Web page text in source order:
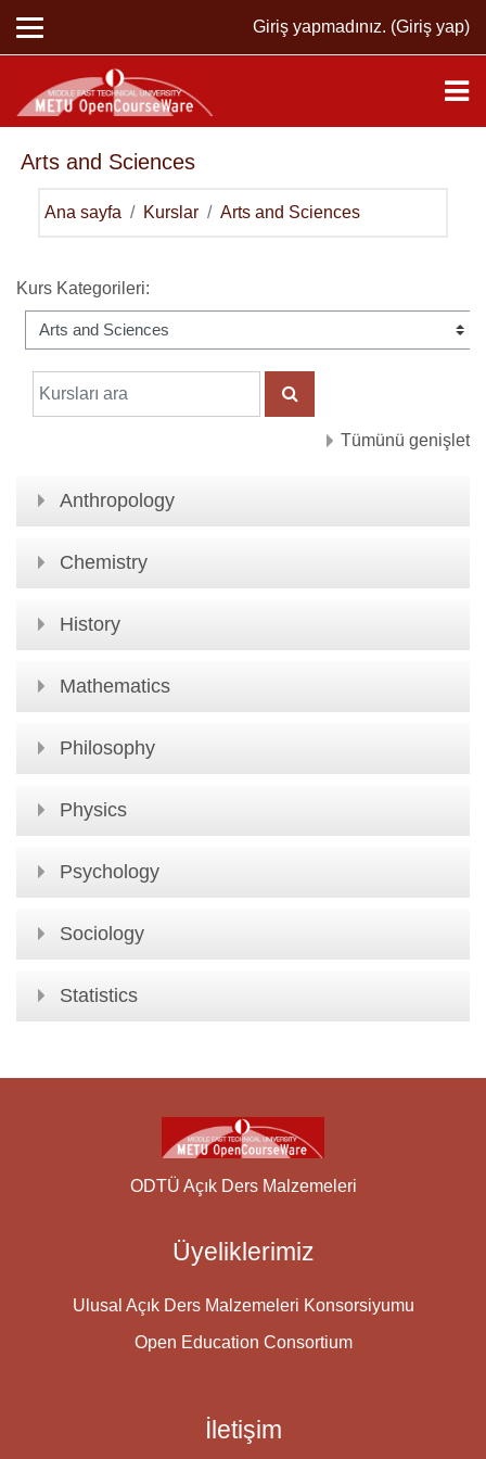
Giriş yapmadınız. (Giriş yap)
Arts and Sciences
Ana sayfa Kurslar Arts and Sciences
Kurs Kategorileri:
Kursları ara
KURSLARI ARA
Tümünü genişlet
Anthropology
Chemistry
History
Mathematics
Philosophy
Physics
Psychology
Sociology
Statistics
ODTÜ Açık Ders Malzemeleri
Üyeliklerimiz
Ulusal Açık Ders Malzemeleri Konsorsiyumu
Open Education Consortium
İletişim